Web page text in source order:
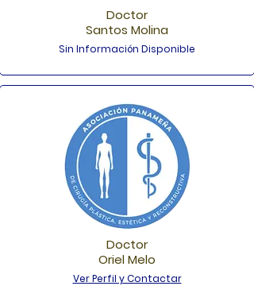
Doctor
Santos Molina
Sin Información Disponible
Doctor
Oriel Melo
Ver Perfil y Contactar